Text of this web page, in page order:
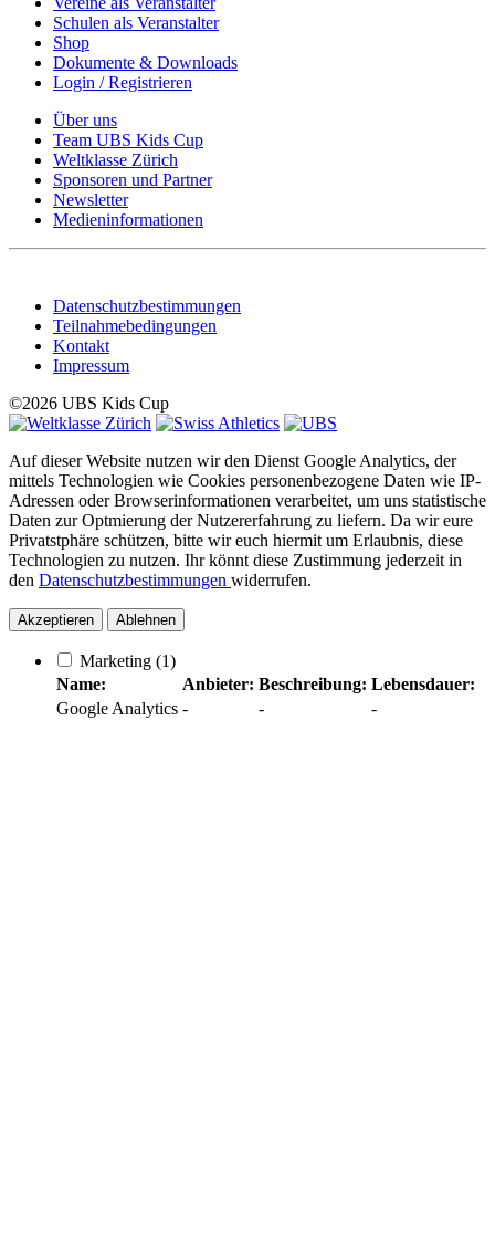
Schulen als Veranstalter
Shop
Dokumente & Downloads
Login / Registrieren
Über uns
Team UBS Kids Cup
Weltklasse Zürich
Sponsoren und Partner
Newsletter
Medieninformationen
Datenschutzbestimmungen
Teilnahmebedingungen
Kontakt
Impressum
©2026 UBS Kids Cup
Auf dieser Website nutzen wir den Dienst Google Analytics, der
mittels Technologien wie Cookies personenbezogene Daten wie IP-
Adressen oder Browserinformationen verarbeitet, um uns statistische
Daten zur Optmierung der Nutzererfahrung zu liefern. Da wir eure
Privatstphäre schützen, bitte wir euch hiermit um Erlaubnis, diese
Technologien zu nutzen. Ihr könnt diese Zustimmung jederzeit in
den Datenschutzbestimmungen widerrufen.
Akzeptieren Ablehnen
Marketing (1)
Name:
Anbieter: Beschreibung: Lebensdauer:
Google Analytics - - -